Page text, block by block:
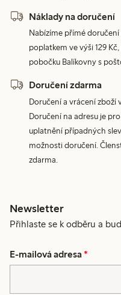
Náklady na doručení
Nabízíme přímé
poplatkem ve výši 129
pobočku Balíkovny s
Doručení zdarma
Doručení a vrácení zboží
Doručení na adresu je
uplatnění případných
možnosti doručení.
zdarma.
Newsletter
Přihlaste se k odběru a
E-mailová adresa *